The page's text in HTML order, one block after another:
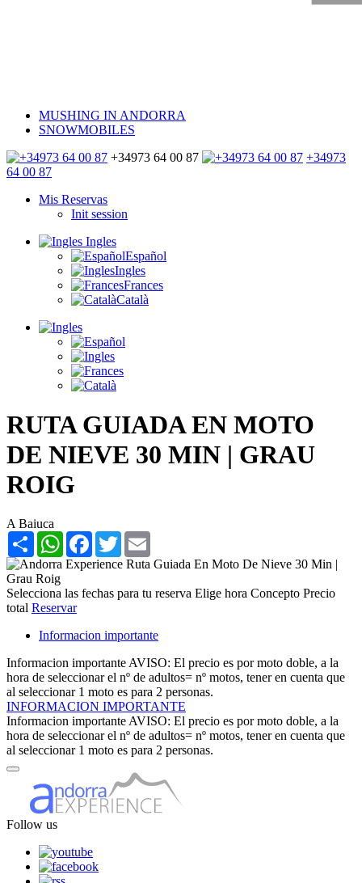
MUSHING IN ANDORRA
SNOWMOBILES
+34973 64 00 87
+34973
64 00 87
Mis Reservas
Init session
Ingles
Español
Ingles
Frances
Català
RUTA GUIADA EN MOTO
DE NIEVE 30 MIN | GRAU
ROIG
A Baiuca
Share WhatsAppFacebook
Twitter
Selecciona las fechas para tu reserva Elige hora Concepto Precio
total Reservar
Informacion importante
Informacion importanteAVISO: El precio es por moto doble, a la
hora de seleccionar el nº de adultos= nº motos, tener en cuenta que
al seleccionar 1 moto es para 2 personas.
INFORMACION IMPORTANTE
Informacion importanteAVISO: El precio es por moto doble, a la
hora de seleccionar el nº de adultos= nº motos, tener en cuenta que
al seleccionar 1 moto es para 2 personas.
Follow us